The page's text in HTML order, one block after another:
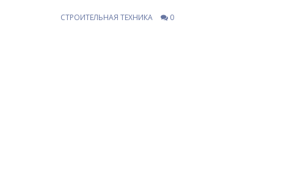
можно ли справиться своими силами или пора
СТРОИТЕЛЬНАЯ ТЕХНИКА 0